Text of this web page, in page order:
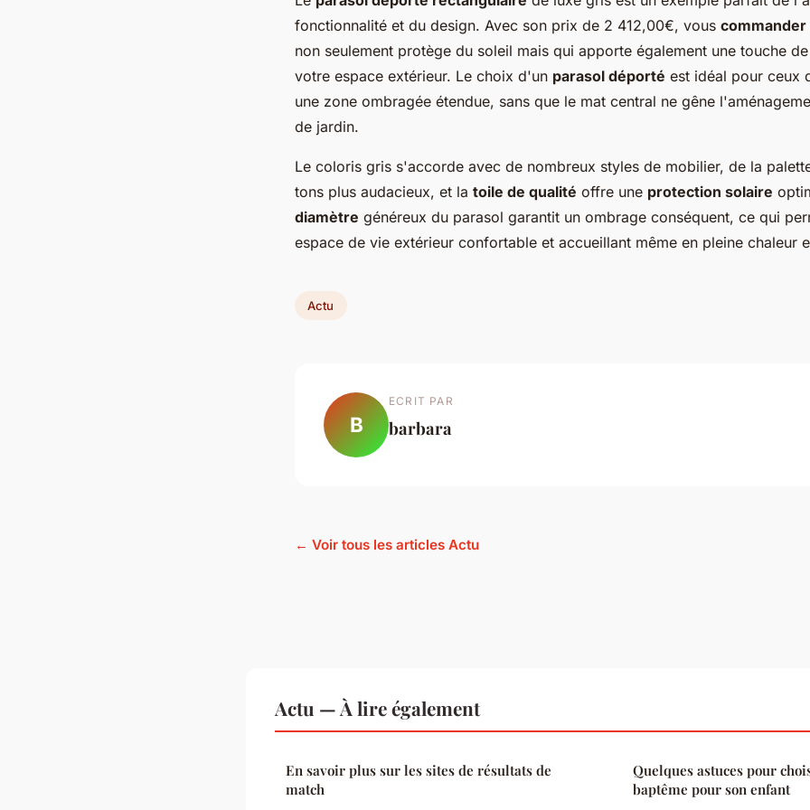
fonctionnalité et du design. Avec son prix de 2 412,00€, vous commander
non seulement protège du soleil mais qui apporte également une touche
votre espace extérieur. Le choix d'un parasol déporté est idéal pour ceux
une zone ombragée étendue, sans que le mat central ne gêne
de jardin.
Le coloris gris s'accorde avec de nombreux styles de mobilier, de la
tons plus audacieux, et la toile de qualité offre une protection solaire
diamètre généreux du parasol garantit un ombrage conséquent, ce qui
espace de vie extérieur confortable et accueillant même en pleine chaleur
Actu
B
ECRIT PAR
barbara
← Voir tous les articles Actu
Actu — À lire également
En savoir plus sur les sites de résultats de
match
Quelques astuces pour
baptême pour son enfant